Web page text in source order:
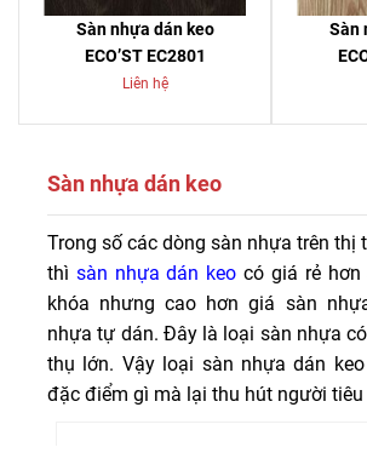
Sàn nhựa dán keo
ECO’ST EC2801
Liên hệ
Sàn
Sàn nhựa dán keo
Kho bán sàn nhựa dán keo giá rẻ tại Hà
cung cấp sàn nhựa dán keo giả gỗ, sàn
giả đá, giả thảm, giả bê tông đẹp, chất
khẩu và nội địa.
Trong số các dòng sàn nhựa trên thị
thì sàn nhựa dán keo có giá rẻ hơn
khóa nhưng cao hơn giá sàn
nhựa tự dán. Đây là loại sàn nhựa
thụ lớn. Vậy loại sàn nhựa dán
đặc điểm gì mà lại thu hút người tiêu